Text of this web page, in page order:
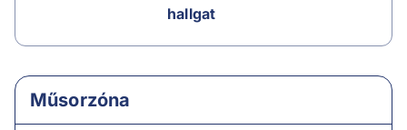
hallgat
Műsorzóna